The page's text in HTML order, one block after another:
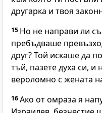
другарка и твоя
15 Но не направи ли
пребъдваше
друг? Той искаше да
тъй, пазете духа си, и
вероломно с жената
16Ако от омраза я